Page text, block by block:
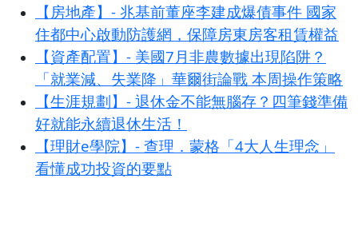
【房地產】- 兆基前董座李建成爆債事件 國家
住都中心啟動防護網，保障房東房客租賃權益
【資產配置】- 美國7月非農數據出現陷阱？
「就業減、失業降」華爾街論戰 本周操作策略
【生涯規劃】- 退休金不能無腦存？四筆錢準備
好就能永續退休生活！
【理財e學院】- 查理．蒙格「4大人生理念」
看懂成功投資的要點